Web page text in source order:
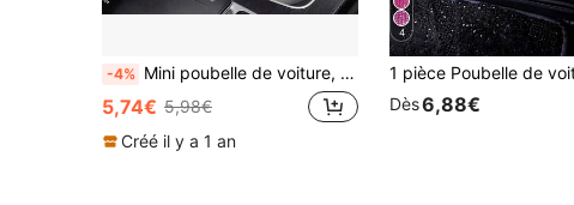
-4% Mini poubelle de voiture, poubelle de voiture portable avec porte-gobelet
5,74€ 5,98€
Créé il y a 1 an
4
Dès6,88€